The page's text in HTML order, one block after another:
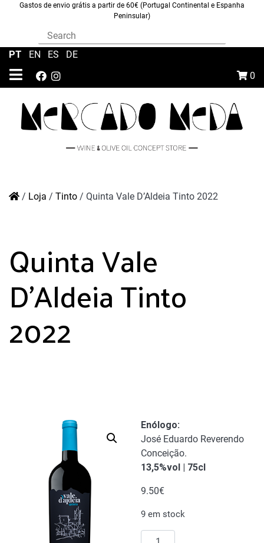
Gastos de envio grátis a partir de 60€ (Portugal Continental e Espanha
Peninsular)
0
PT EN ES DE
/ Loja / Tinto / Quinta Vale D’Aldeia Tinto 2022
Quinta Vale
D’Aldeia Tinto
2022
Enólogo:
José Eduardo Reverendo
Conceição.
13,5%vol | 75cl
9.50€
9 em stock
Quantidade